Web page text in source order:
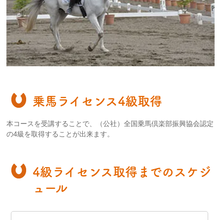
乗馬ライセンス4級取得
本コースを受講することで、（公社）全国乗馬倶楽部振興協会認定
の4級を取得することが出来ます。
4級ライセンス取得までのスケジ
ュール